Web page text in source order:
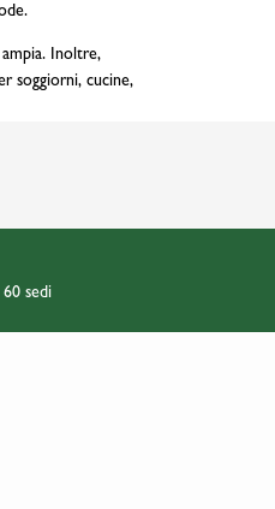
Inoltre,
soggiorni, cucine,
sedi